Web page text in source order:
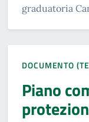
graduatoria
DOCUMENTO
Piano